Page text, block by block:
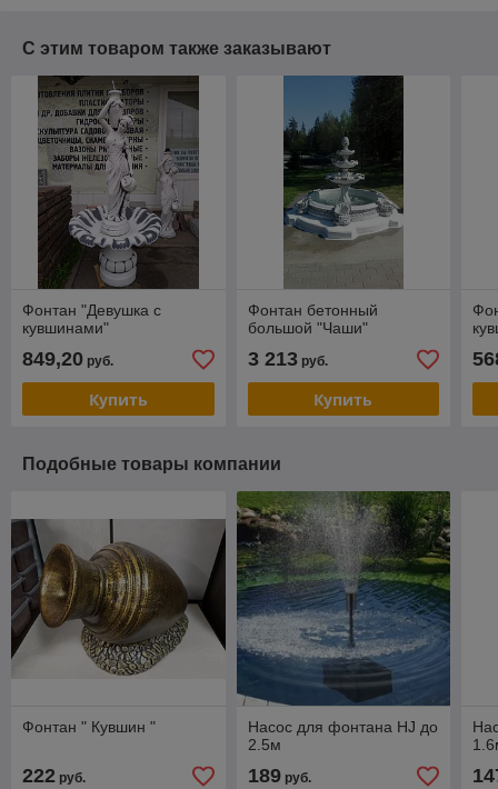
С этим товаром также заказывают
Фонтан "Девушка с
кувшинами"
849,20 руб.
Купить
Фонтан бетонный
большой "Чаши"
3 213руб.
Купить
Подобные товары компании
Фонтан " Кувшин "
222 руб.
Насос для фонтана HJ до
2.5м
189руб.